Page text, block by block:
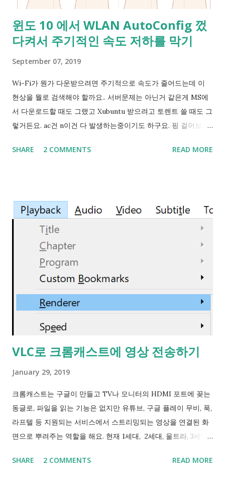
기 마련이죠? 그런데 제가 겪은 문제는 이들 프로그램에서 해당
포트는 점유되지 않은 걸로 나왔고 그래서 sudo nc -l -p 3306
같이 직접 점유를 시도해보는 방법밖에 알 길이 없었어요. 이럴
쓰다 보면 다른데가 점유되어 있더라구요. 흠... 그래서 인터넷에
검색을 해서 Hyper-V의 vEthernet 어댑터도 꺼보고 했지만 오
래 가는 해결 방법은 아니었어요. 그러다가 문득 IntelliJ IDEA에
서 범위단위로 포트를 찾는다는 생각에 검색어를 '포트 점유'에서
'포트 ...
윈도 10 에서 WLAN AutoConfig 껐
다켜서 주기적인 속도 저하를 막기
September 07, 2019
Wi-Fi가 뭔가 다운받으려면 주기적으로 속도가 줄어드는데 이
현상을 뭘로 검색해야 할까요.. 서버문제는 아닌거 같은게 MS에
서 다운로드할 때도 그랬고 Xubuntu 받으려고 토렌트 쓸 때도 그
렇거든요. ac건 n이건 다 발생하는중이기도 하구요. 핑 걸어보니
관리자 권한으로 아래의 명령을 쳐보세요 netsh wlan set
&인터넷 - 상태 - 어댑터 설정 변경 누르면 나오는 창에 '네트워
크 연결'의 이름입니다. 예> 로컬 영역 연결 하지만 이 방법은
Wi-Fi를 바꾸거나 끊어야할 때 다시 설정을 바꿔야한다는 것이
죠. 설정을 원래대로 돌릴 땐 netsh wlan set autoconfig
enabled= yes interface=" Wi-Fi " 입니다. no를 yes로 바꾸세
요. 실행직후 지금까지 연결되어있었던 Wi-Fi랑은 연결이 끊어
지며 Wi-Fi AP검색이 실행돼 다시 접속하게 됩니다. 출처 타래
https://mobile.twitter.com/LaruYan/status/1144792372481
363969 ------------------------------ 2019-07-07 그래서
랜카드별로 Roaming Sensitivity (로밍 민감성), Roaming
Mode 설정이 있는건데 이 서피스에는 관련 설정이 전혀 없네요.
(?) ...
SHARE 2 COMMENTS READ MORE
VLC로 크롬캐스트에 영상 전송하기
January 29, 2019
크롬캐스트는 구글이 만들고 TV나 모니터의 HDMI 포트에 꽂는
동글로, 파일을 읽는 기능은 없지만 유튜브, 구글 플레이 무비, 푹,
라프텔 등 지원되는 서비스에서 스트리밍되는 영상을 연결된 화
면으로 뿌려주는 역할을 해요. 현재 1세대, 2세대, 울트라, 3세대
Wi-Fi 4 (802.11n)만 지원 - 최대 1080p @ 30fps - VP8,
SHARE 2 COMMENTS READ MORE